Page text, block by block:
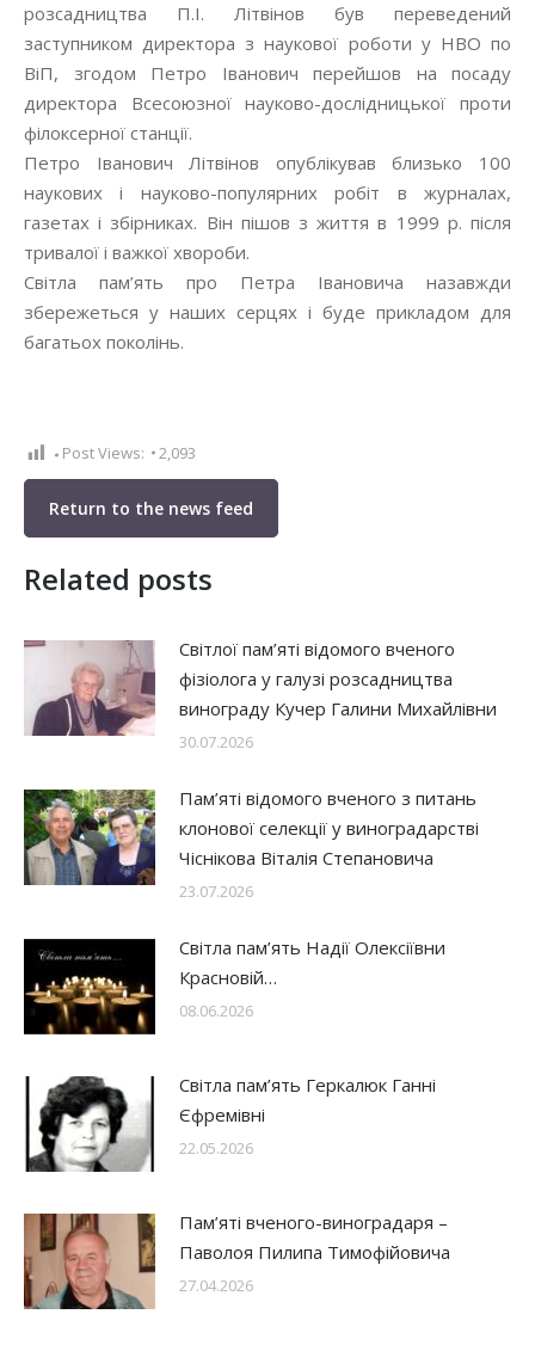
розсадництва П.І. Літвінов був переведений
заступником директора з наукової роботи у НВО по
ВіП, згодом Петро Іванович перейшов на посаду
директора Всесоюзної науково-дослідницької проти
філоксерної станції.
Петро Іванович Літвінов опублікував близько 100
наукових і науково-популярних робіт в журналах,
газетах і збірниках. Він пішов з життя в 1999 р. після
тривалої і важкої хвороби.
Світла пам’ять про Петра Івановича назавжди
збережеться у наших серцях і буде прикладом для
багатьох поколінь.
Post Views: 2,093
Return to the news feed
Related posts
Світлої пам’яті відомого вченого
фізіолога у галузі розсадництва
винограду Кучер Галини Михайлівни
30.07.2026
Пам’яті відомого вченого з питань
клонової селекції у виноградарстві
Чіснікова Віталія Степановича
23.07.2026
Світла пам’ять Надії Олексіївни
Красновій…
08.06.2026
Світла пам’ять Геркалюк Ганні
Єфремівні
22.05.2026
Пам’яті вченого-виноградаря –
Паволоя Пилипа Тимофійовича
27.04.2026